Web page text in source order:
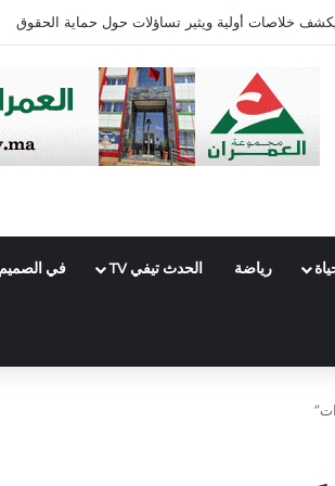
رياضة الحدث تيفي TV في الصميم